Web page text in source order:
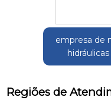
empresa de
Regiões de